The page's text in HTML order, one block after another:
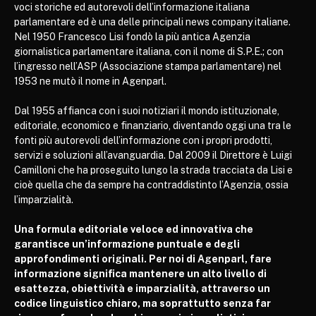
voci storiche ed autorevoli dell’informazione italiana
parlamentare ed è una delle principali news company italiane.
Nel 1950 Francesco Lisi fondò la più antica Agenzia
giornalistica parlamentare italiana, con il nome di S.P.E.; con
l’ingresso nell’ASP (Associazione stampa parlamentare) nel
1953 ne mutò il nome in Agenparl.
Dal 1955 affianca con i suoi notiziari il mondo istituzionale,
editoriale, economico e finanziario, diventando oggi una tra le
fonti più autorevoli dell’informazione con i propri prodotti,
servizi e soluzioni all’avanguardia. Dal 2009 il Direttore è Luigi
Camilloni che ha proseguito lungo la strada tracciata da Lisi e
cioè quella che da sempre ha contraddistinto l’Agenzia, ossia
l’imparzialità.
Una formula editoriale veloce ed innovativa che
garantisce un’informazione puntuale e degli
approfondimenti originali. Per noi di Agenparl, fare
informazione significa mantenere un alto livello di
esattezza, obiettività e imparzialità, attraverso un
codice linguistico chiaro, ma soprattutto senza far